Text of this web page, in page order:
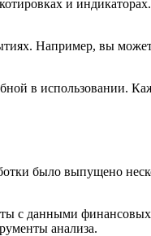
и
Например, вы
в использовании.
было выпущено
с данными
анализа.